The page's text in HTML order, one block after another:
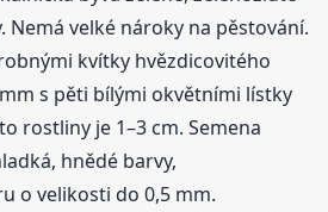
Nemá velké nároky na pěstování.
kvítky hvězdicovitého
s pěti bílými okvětními lístky
rostliny je 1–3 cm. Semena
hnědé barvy,
o velikosti do 0,5 mm.